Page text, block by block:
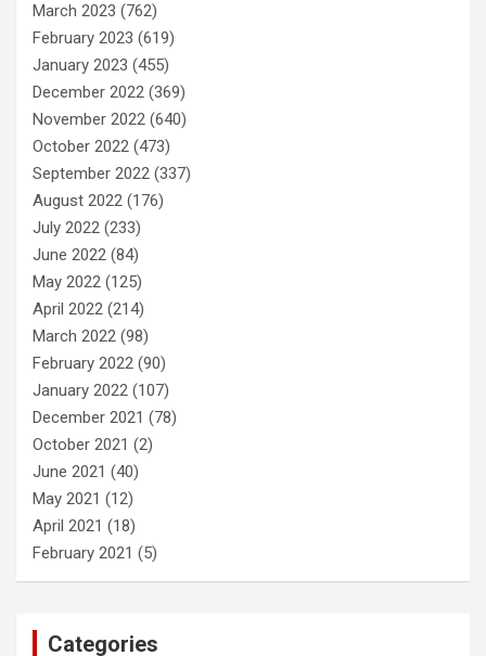
March 2023 (762)
February 2023 (619)
January 2023 (455)
December 2022 (369)
November 2022 (640)
October 2022 (473)
September 2022 (337)
August 2022 (176)
July 2022 (233)
June 2022 (84)
May 2022 (125)
April 2022 (214)
March 2022 (98)
February 2022 (90)
January 2022 (107)
December 2021 (78)
October 2021 (2)
June 2021 (40)
May 2021 (12)
April 2021 (18)
February 2021 (5)
Categories